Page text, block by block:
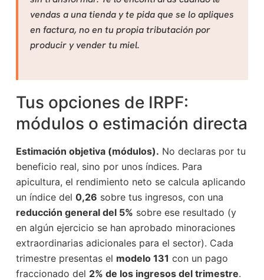
vendas a una tienda y te pida que se lo apliques
en factura, no en tu propia tributación por
producir y vender tu miel.
Tus opciones de IRPF:
módulos o estimación directa
Estimación objetiva (módulos). No declaras por tu
beneficio real, sino por unos índices. Para
apicultura, el rendimiento neto se calcula aplicando
un índice del 0,26 sobre tus ingresos, con una
reducción general del 5% sobre ese resultado (y
en algún ejercicio se han aprobado minoraciones
extraordinarias adicionales para el sector). Cada
trimestre presentas el modelo 131 con un pago
fraccionado del 2% de los ingresos del trimestre.